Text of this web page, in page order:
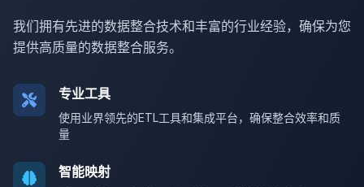
我们拥有先进的数据整合技术和丰富的行业经验，确保为您
提供高质量的数据整合服务。
专业工具
使用业界领先的ETL工具和集成平台，确保整合效率和质
量
智能映射